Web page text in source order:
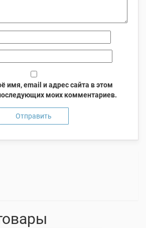
имя, email и адрес сайта в этом
моих комментариев.